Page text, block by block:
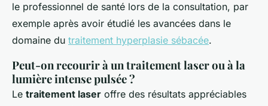
le professionnel de santé lors de la consultation, par
exemple après avoir étudié les avancées dans le
domaine du traitement hyperplasie sébacée.
Peut-on recourir à un traitement laser ou à la
lumière intense pulsée ?
Le traitement laser offre des résultats appréciables